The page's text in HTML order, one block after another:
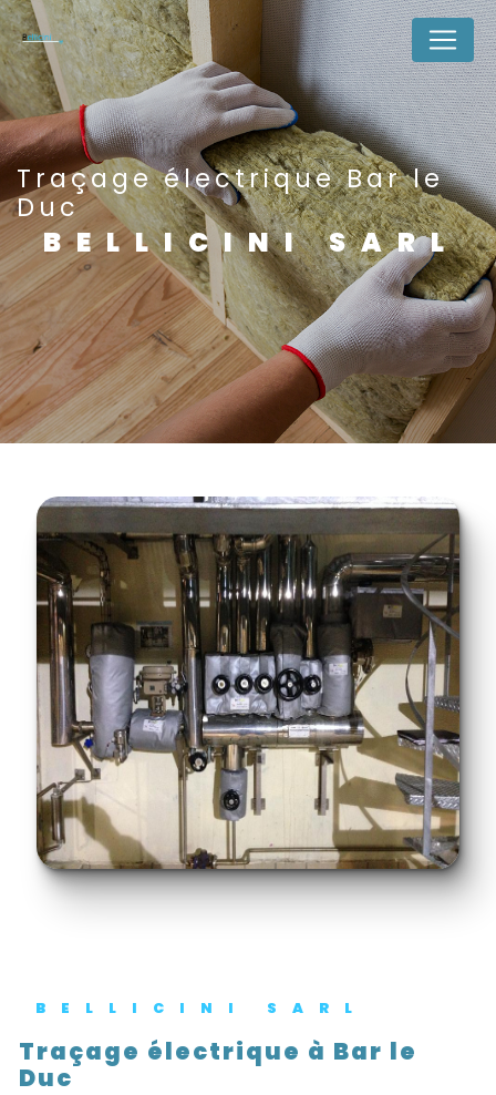
Traçage électrique Bar le
Duc
BELLICINI SARL
BELLICINI SARL
Traçage électrique à Bar le
Duc
Panneau de gestion des cookies